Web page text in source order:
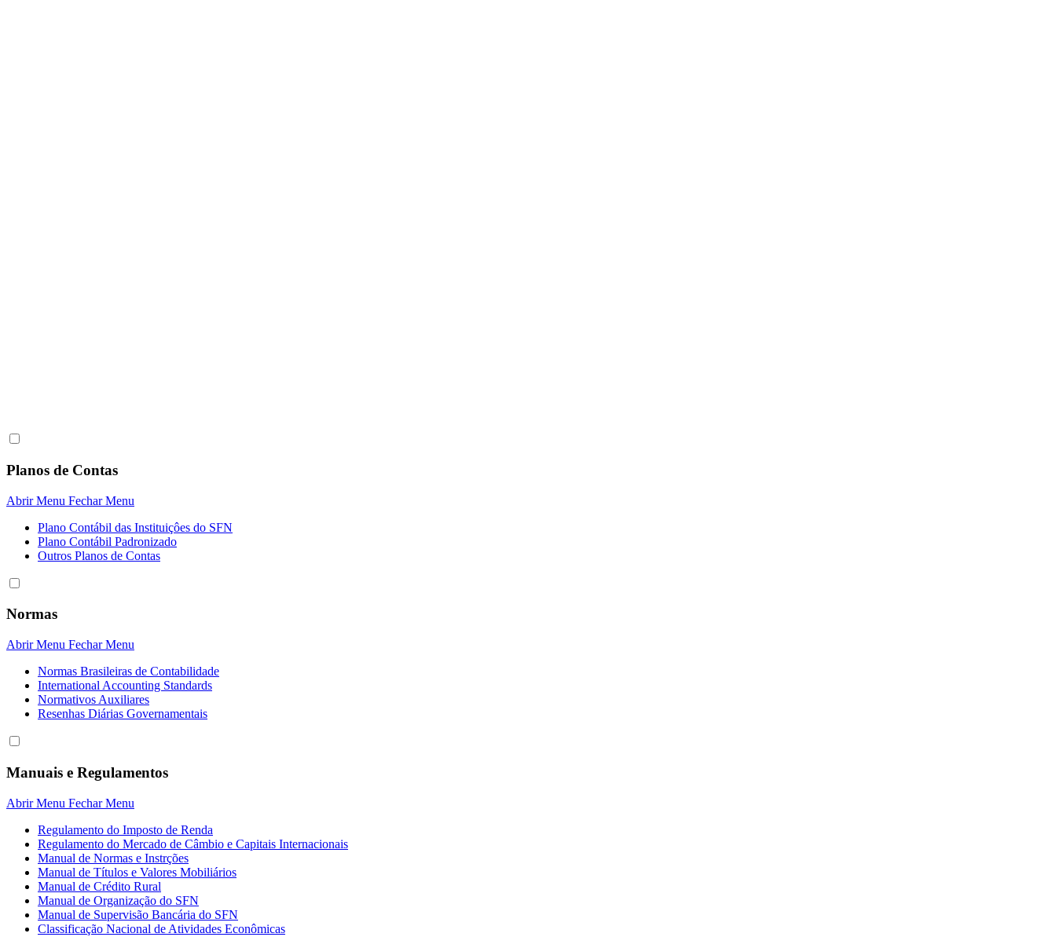
Planos de Contas
Abrir Menu Fechar Menu
Plano Contábil das Instituiçôes do SFN
Plano Contábil Padronizado
Outros Planos de Contas
Normas
Abrir Menu Fechar Menu
Normas Brasileiras de Contabilidade
International Accounting Standards
Normativos Auxiliares
Resenhas Diárias Governamentais
Manuais e Regulamentos
Abrir Menu Fechar Menu
Regulamento do Imposto de Renda
Regulamento do Mercado de Câmbio e Capitais Internacionais
Manual de Normas e Instrções
Manual de Títulos e Valores Mobiliários
Manual de Crédito Rural
Manual de Organização do SFN
Manual de Supervisão Bancária do SFN
Classificação Nacional de Atividades Econômicas